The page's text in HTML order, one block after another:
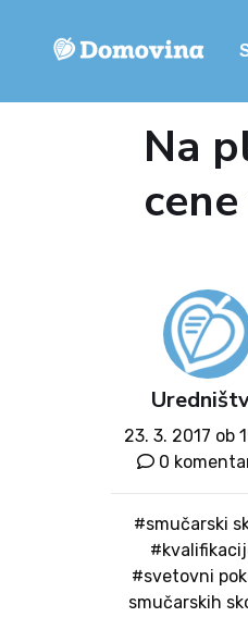
Na
23. 3. 2017 ob
0
#smučarski
#svetovni
smučarskih